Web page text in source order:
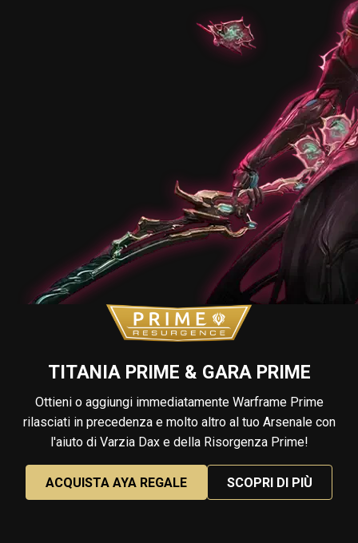
TITANIA PRIME & GARA PRIME
Ottieni o aggiungi immediatamente Warframe Prime
rilasciati in precedenza e molto altro al tuo Arsenale con
l'aiuto di Varzia Dax e della Risorgenza Prime!
ACQUISTA AYA REGALE SCOPRI DI PIÙ